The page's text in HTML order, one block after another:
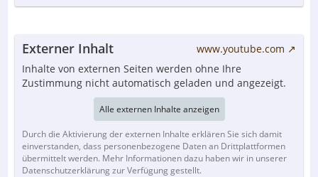
Externer Inhalt
www.youtube.com
Inhalte von externen Seiten werden ohne Ihre
Zustimmung nicht automatisch geladen und angezeigt.
Alle externen Inhalte anzeigen
Durch die Aktivierung der externen Inhalte erklären Sie sich damit
einverstanden, dass personenbezogene Daten an Drittplattformen
übermittelt werden. Mehr Informationen dazu haben wir in unserer
Datenschutzerklärung zur Verfügung gestellt.